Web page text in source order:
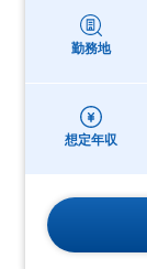
勤務地
想定年収